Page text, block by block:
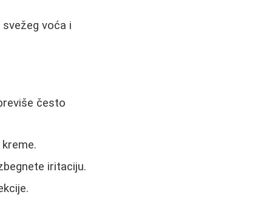
voća i
često
iritaciju.